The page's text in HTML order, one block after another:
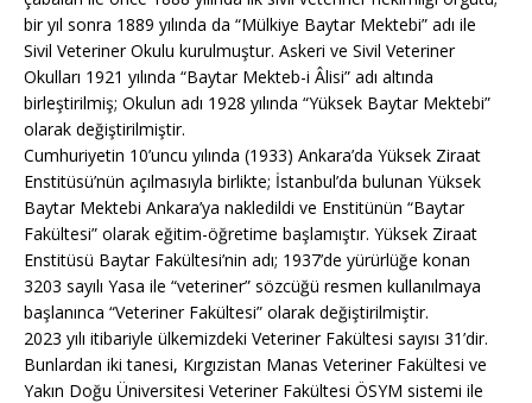
bir yıl sonra 1889 yılında da “Mülkiye Baytar Mektebi” adı ile
Sivil Veteriner Okulu kurulmuştur. Askeri ve Sivil Veteriner
Okulları 1921 yılında “Baytar Mekteb-i Âlisi” adı altında
birleştirilmiş; Okulun adı 1928 yılında “Yüksek Baytar Mektebi”
olarak değiştirilmiştir.
Cumhuriyetin 10’uncu yılında (1933) Ankara’da Yüksek Ziraat
Enstitüsü’nün açılmasıyla birlikte; İstanbul’da bulunan Yüksek
Baytar Mektebi Ankara’ya nakledildi ve Enstitünün “Baytar
Fakültesi” olarak eğitim-öğretime başlamıştır. Yüksek Ziraat
Enstitüsü Baytar Fakültesi’nin adı; 1937’de yürürlüğe konan
3203 sayılı Yasa ile “veteriner” sözcüğü resmen kullanılmaya
başlanınca “Veteriner Fakültesi” olarak değiştirilmiştir.
2023 yılı itibariyle ülkemizdeki Veteriner Fakültesi sayısı 31’dir.
Bunlardan iki tanesi, Kırgızistan Manas Veteriner Fakültesi ve
Yakın Doğu Üniversitesi Veteriner Fakültesi ÖSYM sistemi ile